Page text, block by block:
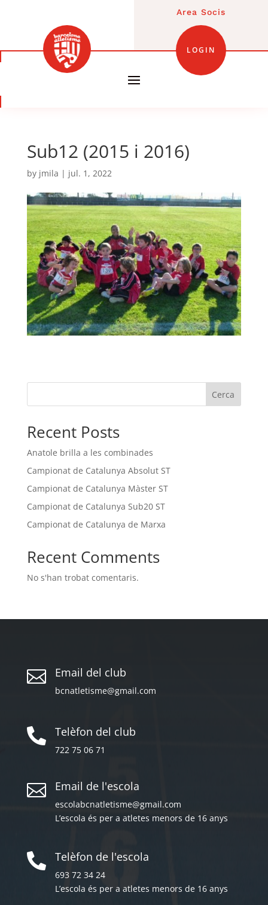
Area Socis
LOGIN
Sub12 (2015 i 2016)
by jmila | jul. 1, 2022
Cerca
Recent Posts
Anatole brilla a les combinades
Campionat de Catalunya Absolut ST
Campionat de Catalunya Màster ST
Campionat de Catalunya Sub20 ST
Campionat de Catalunya de Marxa
Recent Comments
No s'han trobat comentaris.
 Email del club
bcnatletisme@gmail.com
 Telèfon del club
722 75 06 71
 Email de l'escola
escolabcnatletisme@gmail.com
L’escola és per a atletes menors de 16 anys
 Telèfon de l'escola
693 72 34 24
L’escola és per a atletes menors de 16 anys